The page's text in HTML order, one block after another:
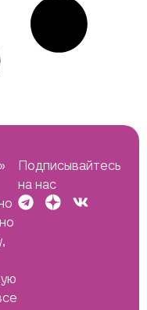
Подписывайтесь
на нас